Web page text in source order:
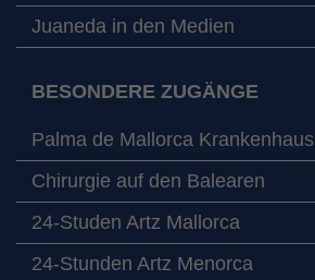
Juaneda in den Medien
BESONDERE ZUGÄNGE
Palma de Mallorca Krankenhaus
Chirurgie auf den Balearen
24-Studen Artz Mallorca
24-Stunden Artz Menorca